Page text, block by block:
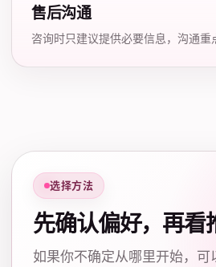
售后沟通
咨询时只建议提供必要信息，沟通重
选择方法
先确认偏好，再看
如果你不确定从哪里开始，可